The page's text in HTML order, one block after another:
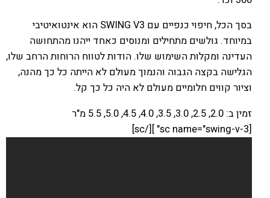
בסך הכל, חיפוי כנפיים עם SWING V3 הוא אינטואיטיבי
במיוחד. גולשים מתחילים ומנוסים כאחד ייהנו מהתחושה
העדינה ומקלות השימוש שלו. הודות לטווח הרוחות הרחב שלו,
הגלישה בקצה הגבוה והנמוך מעולם לא הייתה כל כך מהנה,
וציור קווים חלומיים מעולם לא היה כל כך קל.
זמין ב: 2.0, 2.5, 3.0, 3.5, 4.0, 4.5, 5.0, 5.5 מ"ר
[sc name="swing-v-3" ][/sc]